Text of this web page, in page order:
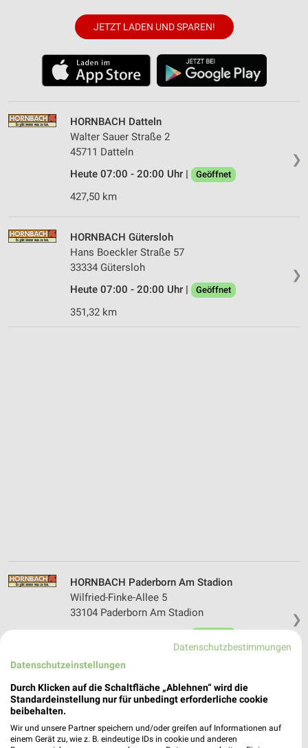
JETZT LADEN UND SPAREN!
❯
HORNBACH Datteln
Walter Sauer Straße 2
45711 Datteln
Heute 07:00 - 20:00 Uhr |
Geöffnet
427,50 km
❯
HORNBACH Gütersloh
Hans Boeckler Straße 57
33334 Gütersloh
Heute 07:00 - 20:00 Uhr |
Geöffnet
351,32 km
❯
HORNBACH Paderborn Am Stadion
Wilfried-Finke-Allee 5
33104 Paderborn Am Stadion
HORNBACH Herne
44625 Herne
Datenschutzbestimmungen
Datenschutzeinstellungen
Durch Klicken auf die Schaltfläche „Ablehnen“ wird die
Standardeinstellung nur für unbedingt erforderliche cookie
beibehalten.
Wir und unsere Partner speichern und/oder greifen auf Informationen auf
einem Gerät zu, wie z. B. eindeutige IDs in cookie und anderen